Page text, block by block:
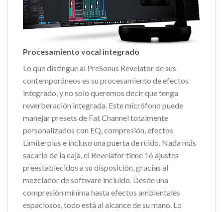
Procesamiento vocal integrado
Lo que distingue al PreSonus Revelator de sus
contemporáneos es su procesamiento de efectos
integrado, y no solo queremos decir que tenga
reverberación integrada. Este micrófono puede
manejar presets de Fat Channel totalmente
personalizados con EQ, compresión, efectos
Limiterplus e incluso una puerta de ruido. Nada más
sacarlo de la caja, el Revelator tiene 16 ajustes
preestablecidos a su disposición, gracias al
mezclador de software incluido. Desde una
compresión mínima hasta efectos ambientales
espaciosos, todo está al alcance de su mano. Lo